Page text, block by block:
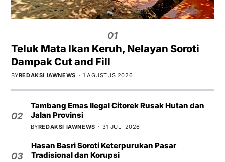
01
Teluk Mata Ikan Keruh, Nelayan Soroti
Dampak Cut and Fill
BYREDAKSI IAWNEWS 1 AGUSTUS 2026
02
Tambang Emas Ilegal Citorek Rusak Hutan dan
Jalan Provinsi
BYREDAKSI IAWNEWS 31 JULI 2026
03
Hasan Basri Soroti Keterpurukan Pasar
Tradisional dan Korupsi